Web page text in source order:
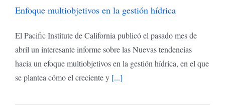
Enfoque multiobjetivos en la gestión hídrica
El Pacific Institute de California publicó el pasado mes de
abril un interesante informe sobre las Nuevas tendencias
hacia un efoque multiobjetivos en la gestión hídrica, en el que
se plantea cómo el creciente y [...]